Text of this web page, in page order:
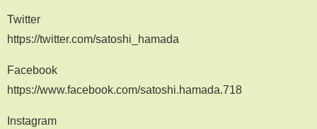
Twitter
https://twitter.com/satoshi_hamada
Facebook
https://www.facebook.com/satoshi.hamada.718
Instagram